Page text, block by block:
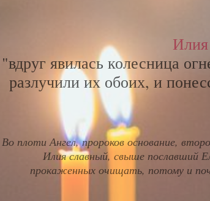
Во плоти Ангел, пророков основание,
Илия славный, свыше пославший
прокаженных очищать, потому и
"вдруг явилась колесница
разлучили их обоих, и